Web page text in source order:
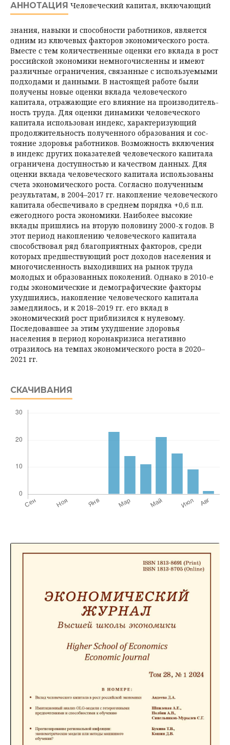
АННОТАЦИЯ Человеческий капитал, включающий
знания, навыки и способности работников, является
одним из ключевых факторов экономического роста.
Вмес­те с тем количественные оценки его вклада в рост
российской экономики немногочисленны и имеют
различные ограничения, связанные с используемы­ми
подходами и данными. В настоящей работе были
получены новые оценки вклада человеческого
капитала, отражающие его влияние на производитель­
ность труда. Для оценки динамики человеческого
капитала использован индекс, характеризующий
продолжительность полученного образования и сос­
тояние здоровья работников. Возможность включения
в индекс других показателей человеческого капитала
ограничена доступностью и качеством данных. Для
оценки вклада человеческого капитала использованы
счета эко­номического роста. Согласно полученным
результатам, в 2004–2017 гг. накопление человеческого
капитала обеспечивало в среднем порядка +0,6 п.п.
ежегодного роста экономики. Наиболее высокие
вклады пришлись на вторую половину 2000-х годов. В
этот период накоплению человеческого капитала
способствовал ряд благоприятных факторов, среди
которых предшествующий рост доходов населения и
многочисленность выходивших на рынок труда
молодых и образованных поколений. Однако в 2010-е
годы экономические и демографические факторы
ухудшились, накопление человеческого капитала
замедлилось, и к 2018–2019 гг. его вклад в
экономический рост приблизился к нулевому.
Последовавшее за этим ухудшение здоровья
населения в период коронакризиса негативно
отразилось на темпах экономического роста в 2020–
2021 гг.
СКАЧИВАНИЯ